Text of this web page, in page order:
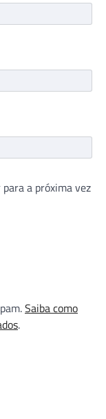
a próxima vez
Saiba como
.